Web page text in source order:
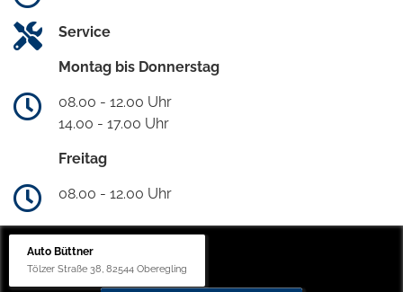
Service
Montag bis Donnerstag
08.00 - 12.00 Uhr
14.00 - 17.00 Uhr
Freitag
08.00 - 12.00 Uhr
Auto Büttner
Tölzer Straße 38, 82544 Oberegling